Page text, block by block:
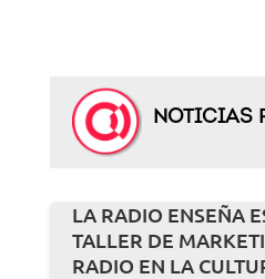
NOTICIAS
LA RADIO ENSEÑA
TALLER DE
RADIO EN LA